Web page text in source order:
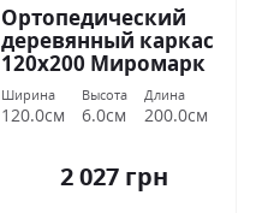
Ортопедический
деревянный каркас
120х200 Миромарк
Ширина
120.0см
Высота
6.0см
Длина
200.0см
2 027 грн